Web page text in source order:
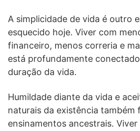
A simplicidade de vida é outro
esquecido hoje. Viver com
financeiro, menos correria e
está profundamente
duração da vida.
Humildade diante da vida e
naturais da existência também
ensinamentos ancestrais.